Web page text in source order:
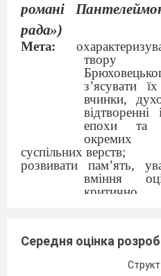
романі
рада»)
Мета:
твору
з’ясувати
вчинки,
епохи та
окремих
суспільних верств;
розвивати пам’ять,
вміння
критично
Середня оцінка